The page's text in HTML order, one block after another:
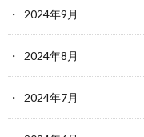
2024年9月
2024年8月
2024年7月